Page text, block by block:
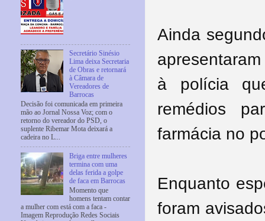
Ainda
à polícia
remédios
farmácia no
Enquanto
foram
Secretário Sinésio
Lima deixa Secretaria
de Obras e retornará
à Câmara de
Vereadores de
Barrocas
Decisão foi comunicada em primeira
mão ao Jornal Nossa Voz; com o
retorno do vereador do PSD, o
suplente Ribemar Mota deixará a
cadeira no L...
Briga entre mulheres
termina com uma
delas ferida a golpe
de faca em Barrocas
Momento que
homens tentam contar
a mulher com está com a faca -
Imagem Reprodução Redes Sociais